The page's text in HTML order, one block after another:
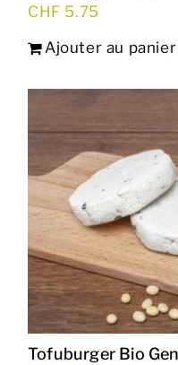
CHF 5.75
Ajouter au panier
Tofuburger Bio